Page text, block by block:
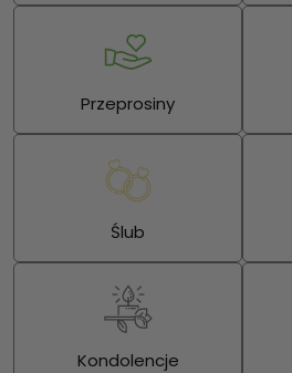
Przeprosiny
Ślub
Kondolencje